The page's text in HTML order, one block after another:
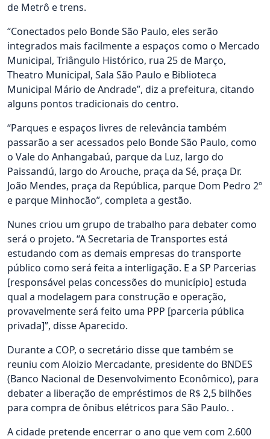
de Metrô e trens.
“Conectados pelo Bonde São Paulo, eles serão
integrados mais facilmente a espaços como o Mercado
Municipal, Triângulo Histórico, rua 25 de Março,
Theatro Municipal, Sala São Paulo e Biblioteca
Municipal Mário de Andrade”, diz a prefeitura, citando
alguns pontos tradicionais do centro.
“Parques e espaços livres de relevância também
passarão a ser acessados pelo Bonde São Paulo, como
o Vale do Anhangabaú, parque da Luz, largo do
Paissandú, largo do Arouche, praça da Sé, praça Dr.
João Mendes, praça da República, parque Dom Pedro 2º
e parque Minhocão”, completa a gestão.
Nunes criou um grupo de trabalho para debater como
será o projeto. “A Secretaria de Transportes está
estudando com as demais empresas do transporte
público como será feita a interligação. E a SP Parcerias
[responsável pelas concessões do município] estuda
qual a modelagem para construção e operação,
provavelmente será feito uma PPP [parceria pública
privada]”, disse Aparecido.
Durante a COP, o secretário disse que também se
reuniu com Aloizio Mercadante, presidente do BNDES
(Banco Nacional de Desenvolvimento Econômico), para
debater a liberação de empréstimos de R$ 2,5 bilhões
para compra de ônibus elétricos para São Paulo. .
A cidade pretende encerrar o ano que vem com 2.600